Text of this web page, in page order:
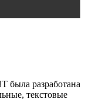
была разработана
текстовые